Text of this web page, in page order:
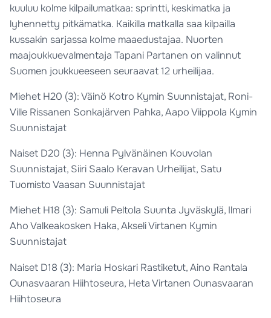
kuuluu kolme kilpailumatkaa: sprintti, keskimatka ja
lyhennetty pitkämatka. Kaikilla matkalla saa kilpailla
kussakin sarjassa kolme maaedustajaa. Nuorten
maajoukkuevalmentaja Tapani Partanen on valinnut
Suomen joukkueeseen seuraavat 12 urheilijaa.
Miehet H20 (3): Väinö Kotro Kymin Suunnistajat, Roni-
Ville Rissanen Sonkajärven Pahka, Aapo Viippola Kymin
Suunnistajat
Naiset D20 (3): Henna Pylvänäinen Kouvolan
Suunnistajat, Siiri Saalo Keravan Urheilijat, Satu
Tuomisto Vaasan Suunnistajat
Miehet H18 (3): Samuli Peltola Suunta Jyväskylä, Ilmari
Aho Valkeakosken Haka, Akseli Virtanen Kymin
Suunnistajat
Naiset D18 (3): Maria Hoskari Rastiketut, Aino Rantala
Ounasvaaran Hiihtoseura, Heta Virtanen Ounasvaaran
Hiihtoseura